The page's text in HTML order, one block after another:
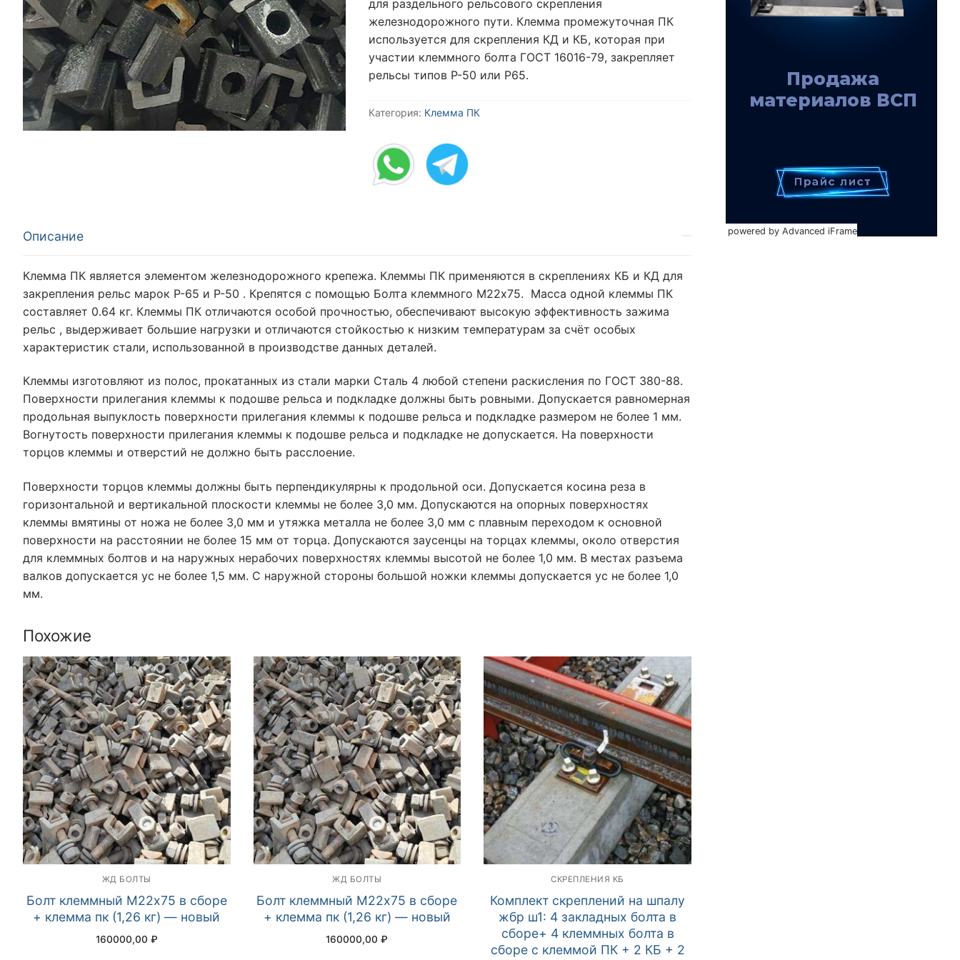
для раздельного рельсового скрепления
железнодорожного пути. Клемма промежуточная ПК
используется для скрепления КД и КБ, которая при
участии клеммного болта ГОСТ 16016-79, закрепляет
рельсы типов Р-50 или Р65.
Категория: Клемма ПК
Описание
Клемма ПК является элементом железнодорожного крепежа. Клеммы ПК применяются в скреплениях КБ и КД для
закрепления рельс марок Р-65 и Р-50 . Крепятся с помощью Болта клеммного М22х75. Масса одной клеммы ПК
составляет 0.64 кг. Клеммы ПК отличаются особой прочностью, обеспечивают высокую эффективность зажима
рельс , выдерживает большие нагрузки и отличаются стойкостью к низким температурам за счёт особых
характеристик стали, использованной в производстве данных деталей.
Клеммы изготовляют из полос, прокатанных из стали марки Сталь 4 любой степени раскисления по ГОСТ 380-88.
Поверхности прилегания клеммы к подошве рельса и подкладке должны быть ровными. Допускается равномерная
продольная выпуклость поверхности прилегания клеммы к подошве рельса и подкладке размером не более 1 мм.
Вогнутость поверхности прилегания клеммы к подошве рельса и подкладке не допускается. На поверхности
торцов клеммы и отверстий не должно быть расслоение.
Поверхности торцов клеммы должны быть перпендикулярны к продольной оси. Допускается косина реза в
горизонтальной и вертикальной плоскости клеммы не более 3,0 мм. Допускаются на опорных поверхностях
клеммы вмятины от ножа не более 3,0 мм и утяжка металла не более 3,0 мм с плавным переходом к основной
поверхности на расстоянии не более 15 мм от торца. Допускаются заусенцы на торцах клеммы, около отверстия
для клеммных болтов и на наружных нерабочих поверхностях клеммы высотой не более 1,0 мм. В местах разъема
валков допускается ус не более 1,5 мм. С наружной стороны большой ножки клеммы допускается ус не более 1,0
мм.
Похожие
ЖД БОЛТЫ
Болт клеммный М22х75 в сборе
+ клемма пк (1,26 кг) — новый
160000,00 ₽
ЖД БОЛТЫ
Болт клеммный М22х75 в сборе
+ клемма пк (1,26 кг) — новый
160000,00₽
CКРЕПЛЕНИЯ КБ
Комплект скреплений на шпалу
жбр ш1: 4 закладных болта в
сборе+ 4 клеммных болта в
сборе с клеммой ПК + 2 КБ + 2
powered by Advanced iFrame